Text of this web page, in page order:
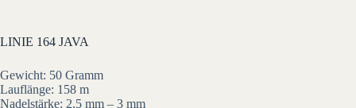
LINIE 164 JAVA
Gewicht: 50 Gramm
Lauflänge: 158 m
Nadelstärke: 2,5 mm – 3 mm